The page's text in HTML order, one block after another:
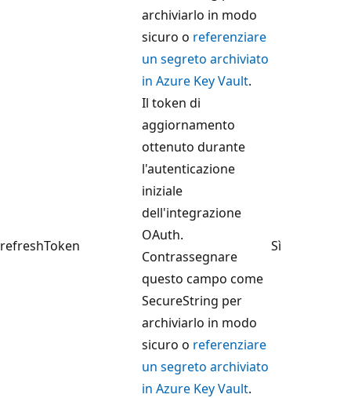
archiviarlo in modo
sicuro o referenziare
un segreto archiviato
in Azure Key Vault.
refreshToken
Il token di
aggiornamento
ottenuto durante
l'autenticazione
iniziale
dell'integrazione
OAuth.
Contrassegnare
questo campo come
SecureString per
archiviarlo in modo
sicuro o referenziare
un segreto archiviato
in Azure Key Vault.
Sì